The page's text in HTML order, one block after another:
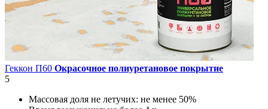
Геккон П60 Окрасочное полиуретановое покрытие
5
Массовая доля не летучих: не менее 50%